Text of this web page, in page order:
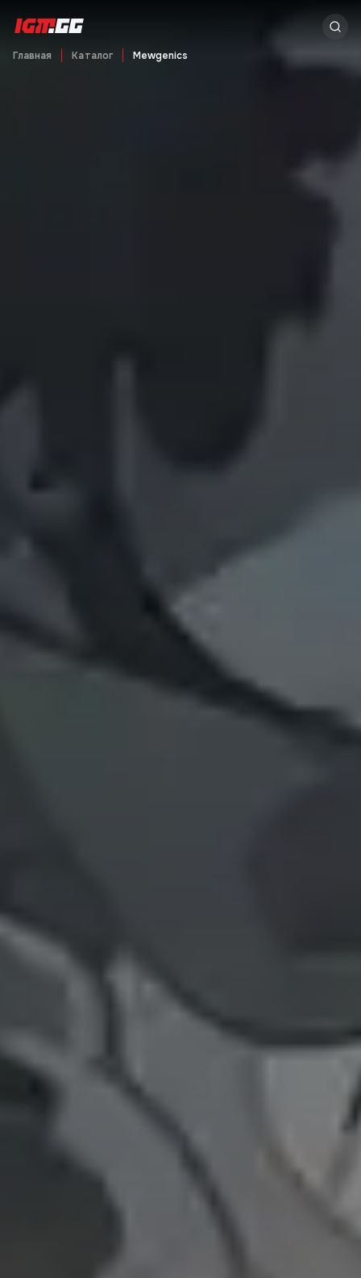
Главная Каталог Mewgenics